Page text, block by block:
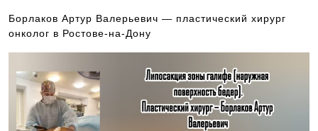
Борлаков Артур Валерьевич — пластический хирург
онколог в Ростове-на-Дону